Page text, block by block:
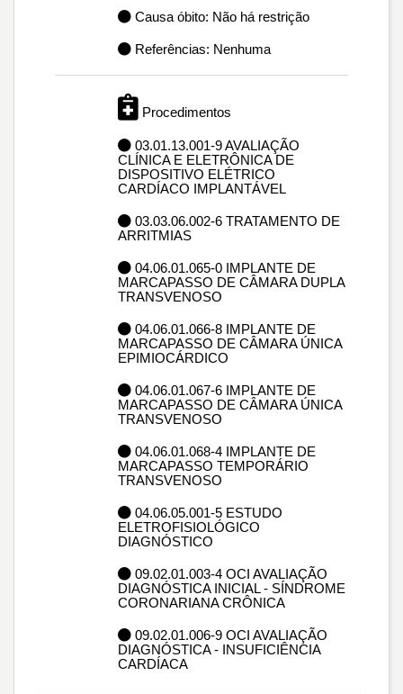
Causa óbito: Não há restrição
Referências: Nenhuma
Procedimentos
03.01.13.001-9 AVALIAÇÃO
CLÍNICA E ELETRÔNICA DE
DISPOSITIVO ELÉTRICO
CARDÍACO IMPLANTÁVEL
03.03.06.002-6 TRATAMENTO DE
ARRITMIAS
04.06.01.065-0 IMPLANTE DE
MARCAPASSO DE CÂMARA DUPLA
TRANSVENOSO
04.06.01.066-8 IMPLANTE DE
MARCAPASSO DE CÂMARA ÚNICA
EPIMIOCÁRDICO
04.06.01.067-6 IMPLANTE DE
MARCAPASSO DE CÂMARA ÚNICA
TRANSVENOSO
04.06.01.068-4 IMPLANTE DE
MARCAPASSO TEMPORÁRIO
TRANSVENOSO
04.06.05.001-5 ESTUDO
ELETROFISIOLÓGICO
DIAGNÓSTICO
09.02.01.003-4 OCI AVALIAÇÃO
DIAGNÓSTICA INICIAL - SÍNDROME
CORONARIANA CRÔNICA
09.02.01.006-9 OCI AVALIAÇÃO
DIAGNÓSTICA - INSUFICIÊNCIA
CARDÍACA